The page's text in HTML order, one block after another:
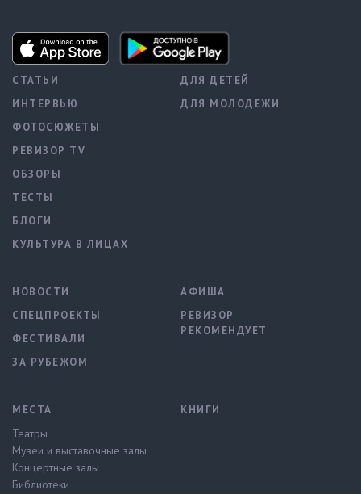
СТАТЬИ
ИНТЕРВЬЮ
ФОТОСЮЖЕТЫ
РЕВИЗОР TV
ОБЗОРЫ
ТЕСТЫ
БЛОГИ
КУЛЬТУРА В ЛИЦАХ
ДЛЯ ДЕТЕЙ
ДЛЯ МОЛОДЕЖИ
НОВОСТИ
СПЕЦПРОЕКТЫ
ФЕСТИВАЛИ
ЗА РУБЕЖОМ
АФИША
РЕВИЗОР
РЕКОМЕНДУЕТ
МЕСТА
Театры
Музеи и выставочные залы
Концертные залы
Библиотеки
КНИГИ